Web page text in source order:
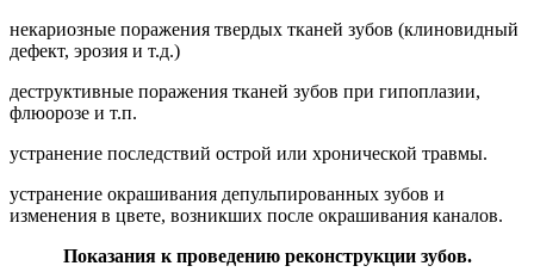
некариозные поражения твердых тканей зубов (клиновидный
дефект, эрозия и т.д.)
деструктивные поражения тканей зубов при гипоплазии,
флюорозе и т.п.
устранение последствий острой или хронической травмы.
устранение окрашивания депульпированных зубов и
изменения в цвете, возникших после окрашивания каналов.
Показания к проведению реконструкции зубов.